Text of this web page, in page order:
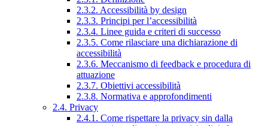
2.3.2. Accessibilità by design
2.3.3. Principi per l’accessibilità
2.3.4. Linee guida e criteri di successo
2.3.5. Come rilasciare una dichiarazione di
accessibilità
2.3.6. Meccanismo di feedback e procedura di
attuazione
2.3.7. Obiettivi accessibilità
2.3.8. Normativa e approfondimenti
2.4. Privacy
2.4.1. Come rispettare la privacy sin dalla